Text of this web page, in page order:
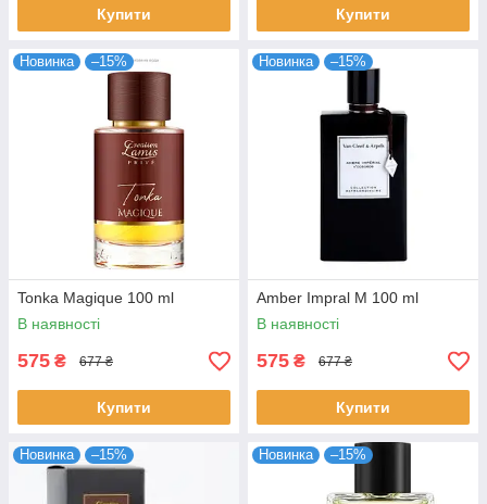
Купити Купити
Новинка –15%
Tonka Magique 100 ml
В наявності
575 ₴ 677 ₴
Купити
Новинка –15%
Amber Impral M 100 ml
В наявності
575 ₴ 677 ₴
Купити
Новинка –15% Новинка –15%